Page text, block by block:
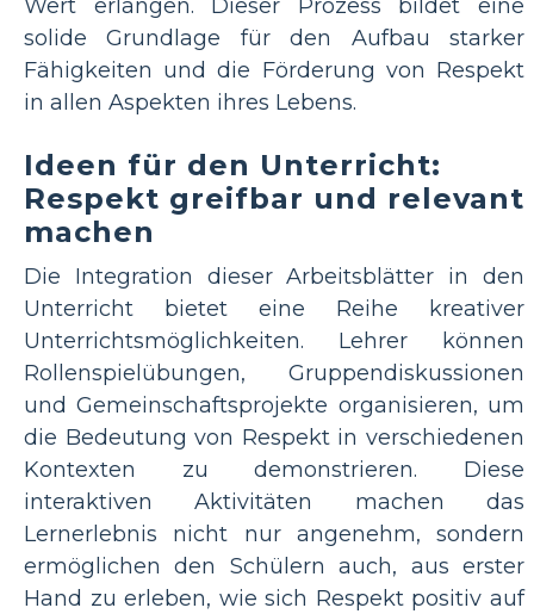
Wert erlangen. Dieser Prozess bildet eine
solide Grundlage für den Aufbau starker
Fähigkeiten und die Förderung von Respekt
in allen Aspekten ihres Lebens.
Ideen für den Unterricht:
Respekt greifbar und relevant
machen
Die Integration dieser Arbeitsblätter in den
Unterricht bietet eine Reihe kreativer
Unterrichtsmöglichkeiten. Lehrer können
Rollenspielübungen, Gruppendiskussionen
und Gemeinschaftsprojekte organisieren, um
die Bedeutung von Respekt in verschiedenen
Kontexten zu demonstrieren. Diese
interaktiven Aktivitäten machen das
Lernerlebnis nicht nur angenehm, sondern
ermöglichen den Schülern auch, aus erster
Hand zu erleben, wie sich Respekt positiv auf